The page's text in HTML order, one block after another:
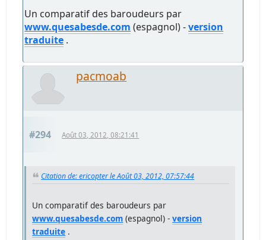
Un comparatif des baroudeurs par
www.quesabesde.com (espagnol) -version
traduite .
pacmoab
#294 Août 03, 2012, 08:21:41
Citation de: ericopter le Août 03, 2012, 07:57:44
Un comparatif des baroudeurs par
www.quesabesde.com (espagnol) -version
traduite .